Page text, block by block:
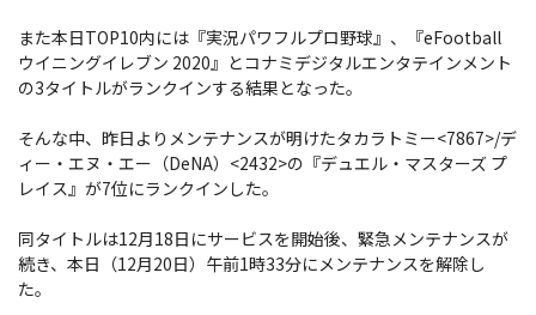
また本日TOP10内には『実況パワフルプロ野球』、『eFootball
ウイニングイレブン 2020』とコナミデジタルエンタテインメント
の3タイトルがランクインする結果となった。
そんな中、昨日よりメンテナンスが明けたタカラトミー<7867>/デ
ィー・エヌ・エー（DeNA）<2432>の『デュエル・マスターズ プ
レイス』が7位にランクインした。
同タイトルは12月18日にサービスを開始後、緊急メンテナンスが
続き、本日（12月20日）午前1時33分にメンテナンスを解除し
た。